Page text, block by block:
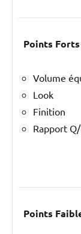
Points Forts
Volume
Look
Finition
Rapport
Points